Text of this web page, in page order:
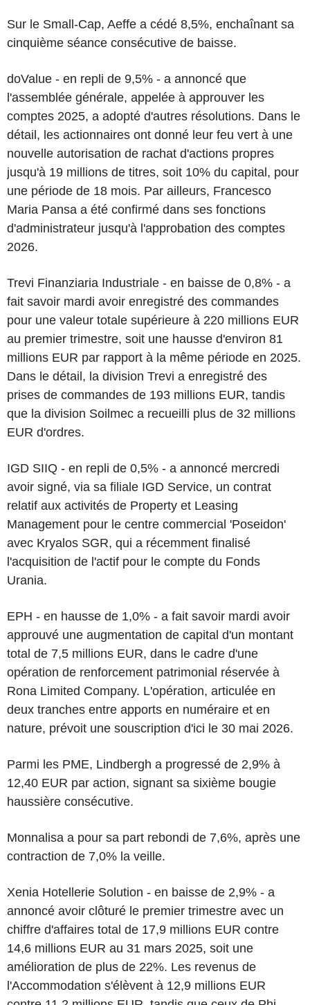
Sur le Small-Cap, Aeffe a cédé 8,5%, enchaînant sa
cinquième séance consécutive de baisse.
doValue - en repli de 9,5% - a annoncé que
l'assemblée générale, appelée à approuver les
comptes 2025, a adopté d'autres résolutions. Dans le
détail, les actionnaires ont donné leur feu vert à une
nouvelle autorisation de rachat d'actions propres
jusqu'à 19 millions de titres, soit 10% du capital, pour
une période de 18 mois. Par ailleurs, Francesco
Maria Pansa a été confirmé dans ses fonctions
d'administrateur jusqu'à l'approbation des comptes
2026.
Trevi Finanziaria Industriale - en baisse de 0,8% - a
fait savoir mardi avoir enregistré des commandes
pour une valeur totale supérieure à 220 millions EUR
au premier trimestre, soit une hausse d'environ 81
millions EUR par rapport à la même période en 2025.
Dans le détail, la division Trevi a enregistré des
prises de commandes de 193 millions EUR, tandis
que la division Soilmec a recueilli plus de 32 millions
EUR d'ordres.
IGD SIIQ - en repli de 0,5% - a annoncé mercredi
avoir signé, via sa filiale IGD Service, un contrat
relatif aux activités de Property et Leasing
Management pour le centre commercial 'Poseidon'
avec Kryalos SGR, qui a récemment finalisé
l'acquisition de l'actif pour le compte du Fonds
Urania.
EPH - en hausse de 1,0% - a fait savoir mardi avoir
approuvé une augmentation de capital d'un montant
total de 7,5 millions EUR, dans le cadre d'une
opération de renforcement patrimonial réservée à
Rona Limited Company. L'opération, articulée en
deux tranches entre apports en numéraire et en
nature, prévoit une souscription d'ici le 30 mai 2026.
Parmi les PME, Lindbergh a progressé de 2,9% à
12,40 EUR par action, signant sa sixième bougie
haussière consécutive.
Monnalisa a pour sa part rebondi de 7,6%, après une
contraction de 7,0% la veille.
Xenia Hotellerie Solution - en baisse de 2,9% - a
annoncé avoir clôturé le premier trimestre avec un
chiffre d'affaires total de 17,9 millions EUR contre
14,6 millions EUR au 31 mars 2025, soit une
amélioration de plus de 22%. Les revenus de
l'Accommodation s'élèvent à 12,9 millions EUR